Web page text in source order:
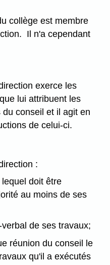
collège est membre
Il n'a cependant
exerce les
lui attribuent les
conseil et il agit en
de celui-ci.
:
doit être
au moins de ses
de ses travaux;
réunion du conseil le
qu'il a exécutés